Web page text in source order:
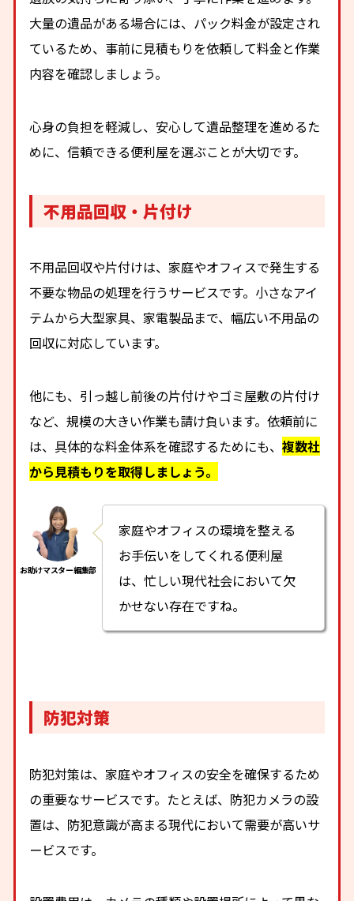
大量の遺品がある場合には、パック料金が設定され
ているため、事前に見積もりを依頼して料金と作業
内容を確認しましょう。
心身の負担を軽減し、安心して遺品整理を進めるた
めに、信頼できる便利屋を選ぶことが大切です。
不用品回収・片付け
不用品回収や片付けは、家庭やオフィスで発生する
不要な物品の処理を行うサービスです。小さなアイ
テムから大型家具、家電製品まで、幅広い不用品の
回収に対応しています。
他にも、引っ越し前後の片付けやゴミ屋敷の片付け
など、規模の大きい作業も請け負います。依頼前に
は、具体的な料金体系を確認するためにも、複数社
から見積もりを取得しましょう。
家庭やオフィスの環境を整える
お手伝いをしてくれる便利屋
は、忙しい現代社会において欠
かせない存在ですね。
防犯対策
防犯対策は、家庭やオフィスの安全を確保するため
の重要なサービスです。たとえば、防犯カメラの設
置は、防犯意識が高まる現代において需要が高いサ
ービスです。